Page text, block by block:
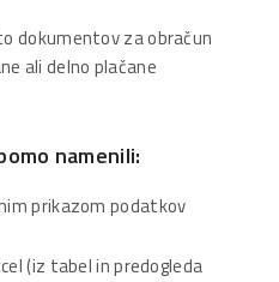
dokumentov za obračun
ali delno plačane
namenili:
prikazom podatkov
(iz tabel in predogleda